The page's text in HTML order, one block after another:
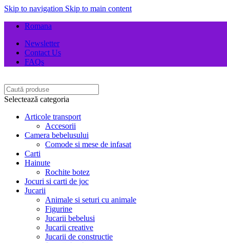
Skip to navigation Skip to main content
Romana
Newsletter
Contact Us
FAQs
Selectează categoria
Articole transport
Accesorii
Camera bebelusului
Comode si mese de infasat
Carti
Hainute
Rochite botez
Jocuri si carti de joc
Jucarii
Animale si seturi cu animale
Figurine
Jucarii bebelusi
Jucarii creative
Jucarii de constructie